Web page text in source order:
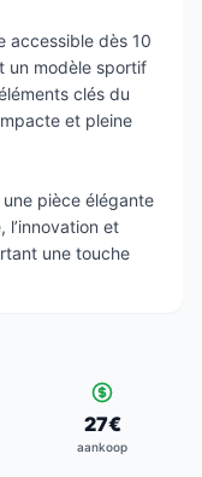
accessible dès 10
un modèle sportif
clés du
et pleine
pièce élégante
l’innovation et
une touche
27€
aankoop